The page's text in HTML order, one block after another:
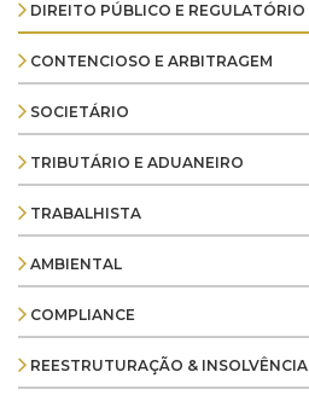
DIREITO PÚBLICO E REGULATÓRIO
CONTENCIOSO E ARBITRAGEM
SOCIETÁRIO
TRIBUTÁRIO E ADUANEIRO
TRABALHISTA
AMBIENTAL
COMPLIANCE
REESTRUTURAÇÃO & INSOLVÊNCIA